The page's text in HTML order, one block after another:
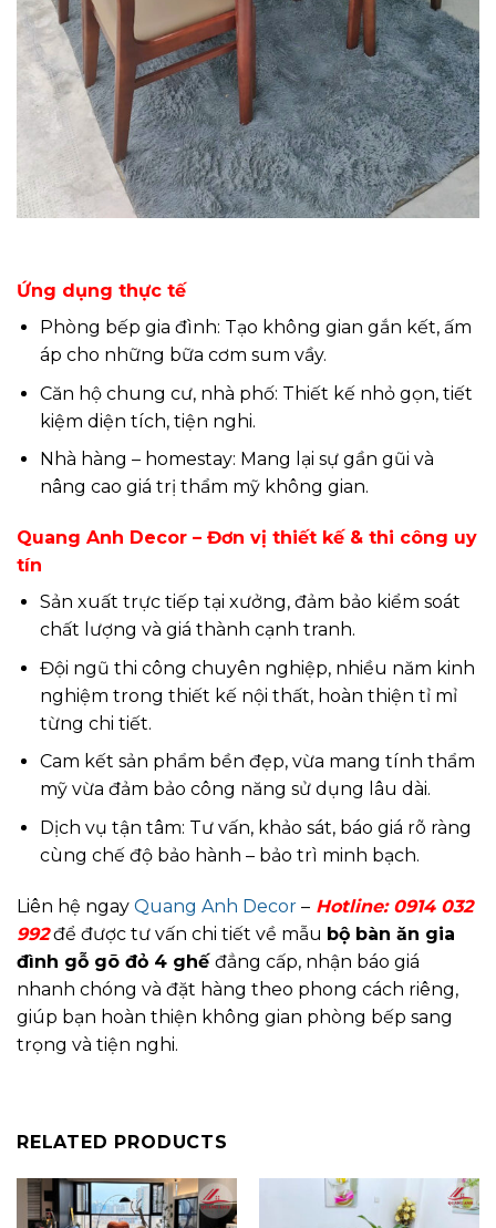
Ứng dụng thực tế
Phòng bếp gia đình: Tạo không gian gắn kết, ấm
áp cho những bữa cơm sum vầy.
Căn hộ chung cư, nhà phố: Thiết kế nhỏ gọn, tiết
kiệm diện tích, tiện nghi.
Nhà hàng – homestay: Mang lại sự gần gũi và
nâng cao giá trị thẩm mỹ không gian.
Quang Anh Decor – Đơn vị thiết kế & thi công uy
tín
Sản xuất trực tiếp tại xưởng, đảm bảo kiểm soát
chất lượng và giá thành cạnh tranh.
Đội ngũ thi công chuyên nghiệp, nhiều năm kinh
nghiệm trong thiết kế nội thất, hoàn thiện tỉ mỉ
từng chi tiết.
Cam kết sản phẩm bền đẹp, vừa mang tính thẩm
mỹ vừa đảm bảo công năng sử dụng lâu dài.
Dịch vụ tận tâm: Tư vấn, khảo sát, báo giá rõ ràng
cùng chế độ bảo hành – bảo trì minh bạch.
Liên hệ ngay Quang Anh Decor – Hotline: 0914 032
992để được tư vấn chi tiết về mẫu bộ bàn ăn gia
đình gỗ gõ đỏ 4 ghế đẳng cấp, nhận báo giá
nhanh chóng và đặt hàng theo phong cách riêng,
giúp bạn hoàn thiện không gian phòng bếp sang
trọng và tiện nghi.
RELATED PRODUCTS